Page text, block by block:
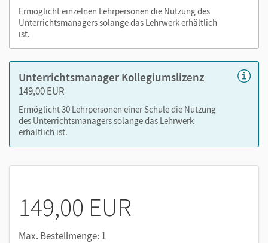
Übungsheften
Lösungen)
editierbare Fördermaterialien
weitere Kopiervorlagen für die
Unterrichtsorganisation
editierbare Lernzielkontrollen (mit Lösungen)
Beobachtungsbögen
oder über die Cornelsen Lernen App.
Ermöglicht einzelnen Lehrpersonen die Nutzung des
Unterrichtsmanagers solange das Lehrwerk erhältlich
ist.
Unterrichtsmanager Kollegiumslizenz
149,00 EUR
Ermöglicht 30 Lehrpersonen einer Schule die Nutzung
des Unterrichtsmanagers solange das Lehrwerk
erhältlich ist.
149,00 EUR
Max. Bestellmenge: 1